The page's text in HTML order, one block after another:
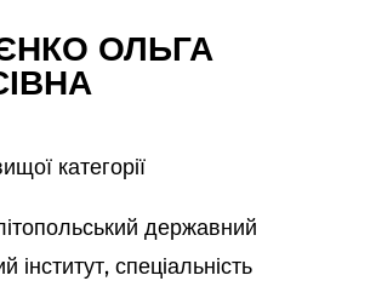
ОЛЬГА
категорії
державний
інститут, спеціальність